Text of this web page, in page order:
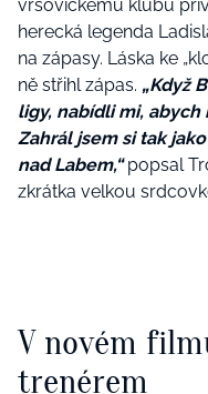
vršovickému klubu
herecká legenda
na zápasy. Láska ke
ně střihl zápas. „Když
ligy, nabídli mi,
Zahrál jsem si tak
nad Labem,“popsal
zkrátka velkou
V novém
trenérem